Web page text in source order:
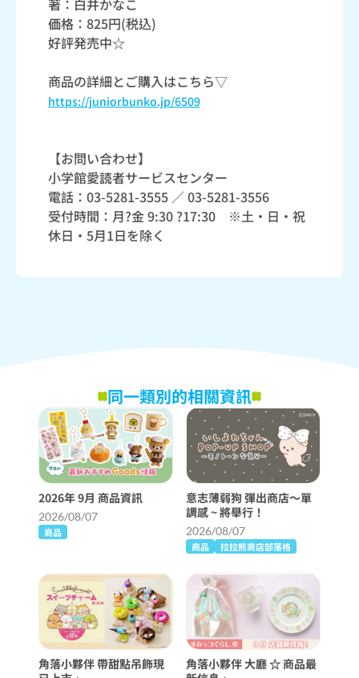
著：白井かなこ
価格：825円(税込)
好評発売中☆
商品の詳細とご購入はこちら▽
https://juniorbunko.jp/6509
【お問い合わせ】
小学館愛読者サービスセンター
電話：03-5281-3555 ／ 03-5281-3556
受付時間：月?金 9:30 ?17:30 ※土・日・祝
休日・5月1日を除く
同一類別的相關資訊
2026年 9月 商品資訊
2026/08/07
商品
意志薄弱狗 彈出商店〜單
調感 ~ 將舉行！
2026/08/07
商品 拉拉熊商店部落格
角落小夥伴 帶甜點吊飾現
角落小夥伴 大廳 ☆ 商品最